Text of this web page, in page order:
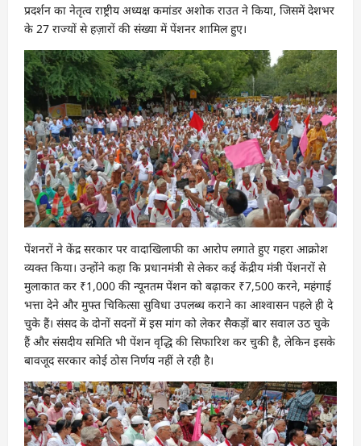
प्रदर्शन का नेतृत्व राष्ट्रीय अध्यक्ष कमांडर अशोक राउत ने किया, जिसमें देशभर
के 27 राज्यों से हज़ारों की संख्या में पेंशनर शामिल हुए।
पेंशनरों ने केंद्र सरकार पर वादाखिलाफी का आरोप लगाते हुए गहरा आक्रोश
व्यक्त किया। उन्होंने कहा कि प्रधानमंत्री से लेकर कई केंद्रीय मंत्री पेंशनरों से
मुलाकात कर ₹1,000 की न्यूनतम पेंशन को बढ़ाकर ₹7,500 करने, महंगाई
भत्ता देने और मुफ्त चिकित्सा सुविधा उपलब्ध कराने का आश्वासन पहले ही दे
चुके हैं। संसद के दोनों सदनों में इस मांग को लेकर सैकड़ों बार सवाल उठ चुके
हैं और संसदीय समिति भी पेंशन वृद्धि की सिफारिश कर चुकी है, लेकिन इसके
बावजूद सरकार कोई ठोस निर्णय नहीं ले रही है।